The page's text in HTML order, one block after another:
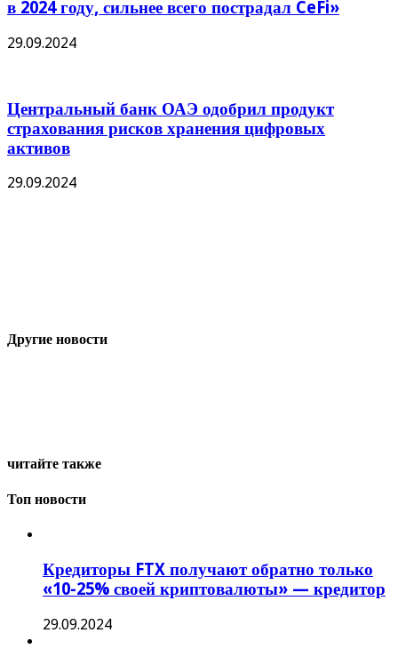
в 2024 году, сильнее всего пострадал CeFi»
29.09.2024
Центральный банк ОАЭ одобрил продукт
страхования рисков хранения цифровых
активов
29.09.2024
Другие новости
читайте также
Топ новости
Кредиторы FTX получают обратно только
«10-25% своей криптовалюты» — кредитор
29.09.2024